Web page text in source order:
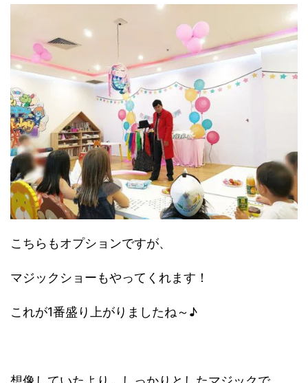
こちらもオプションですが、
マジックショーもやってくれます！
これが1番盛り上がりましたね～♪